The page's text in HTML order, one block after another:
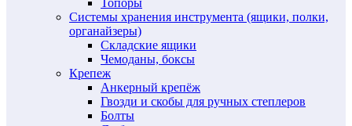
Системы хранения инструмента (ящики, полки,
органайзеры)
Складские ящики
Чемоданы, боксы
Крепеж
Анкерный крепёж
Гвозди и скобы для ручных степлеров
Болты